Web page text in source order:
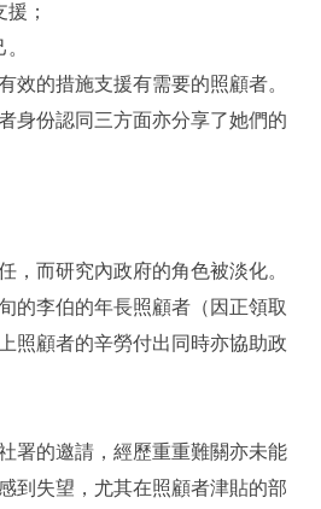
；
效的措施支援有需要的照顧者。
身份認同三方面亦分享了她們的
，而研究內政府的角色被淡化。
的李伯的年長照顧者（因正領取
照顧者的辛勞付出同時亦協助政
署的邀請，經歷重重難關亦未能
到失望，尤其在照顧者津貼的部